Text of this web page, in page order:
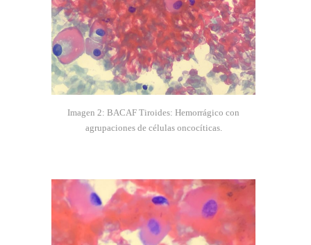
Imagen 2: BACAF Tiroides: Hemorrágico con
agrupaciones de células oncocíticas.